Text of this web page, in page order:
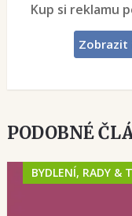
Kup si reklamu
Zobrazit
PODOBNÉ
BYDLENÍ, RADY &